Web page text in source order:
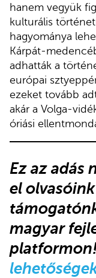
hanem vegyük
kulturális
hagyománya
Kárpát-
adhatták a
európai
ezeket tovább
akár a Volga-
óriási
Ez az adás
el
magyar